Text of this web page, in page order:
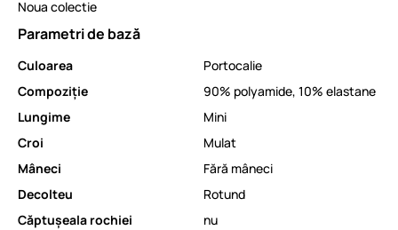
Noua colectie
Parametri de bază
Culoarea
Portocalie
Compoziție
90% polyamide, 10% elastane
Lungime
Mini
Croi
Mulat
Mâneci
Fără mâneci
Decolteu
Rotund
Căptușeala rochiei
nu